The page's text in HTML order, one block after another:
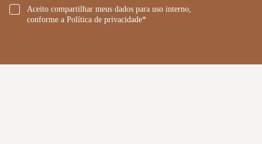
*
Aceito compartilhar meus dados para uso interno,
conforme a Política de privacidade*